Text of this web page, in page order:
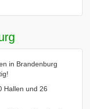
in Brandenburg
Hallen und 26